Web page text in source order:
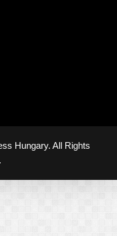
Hungary. All Rights